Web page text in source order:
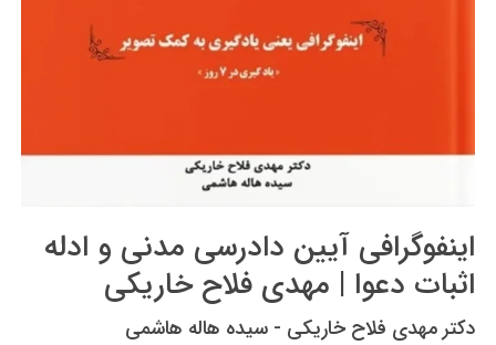
اینفوگرافی آیین دادرسی مدنی و ادله
اثبات دعوا | مهدی فلاح خاریکی
دکتر مهدی فلاح خاریکی - سیده هاله هاشمی